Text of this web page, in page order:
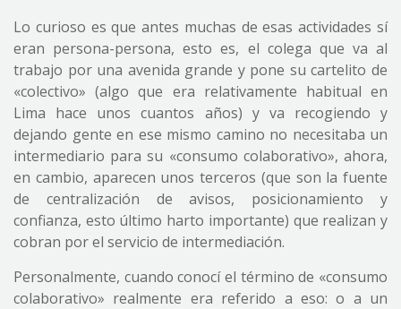
Lo curioso es que antes muchas de esas actividades sí
eran persona-persona, esto es, el colega que va al
trabajo por una avenida grande y pone su cartelito de
«colectivo» (algo que era relativamente habitual en
Lima hace unos cuantos años) y va recogiendo y
dejando gente en ese mismo camino no necesitaba un
intermediario para su «consumo colaborativo», ahora,
en cambio, aparecen unos terceros (que son la fuente
de centralización de avisos, posicionamiento y
confianza, esto último harto importante) que realizan y
cobran por el servicio de intermediación.
Personalmente, cuando conocí el término de «consumo
colaborativo» realmente era referido a eso: o a un